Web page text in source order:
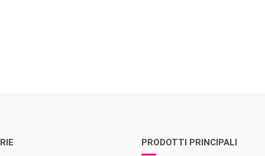
PRODOTTI PRINCIPALI